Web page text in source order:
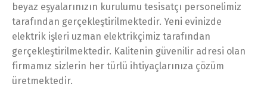
beyaz eşyalarınızın kurulumu tesisatçı personelimiz
tarafından gerçekleştirilmektedir. Yeni evinizde
elektrik işleri uzman elektrikçimiz tarafından
gerçekleştirilmektedir. Kalitenin güvenilir adresi olan
firmamız sizlerin her türlü ihtiyaçlarınıza çözüm
üretmektedir.